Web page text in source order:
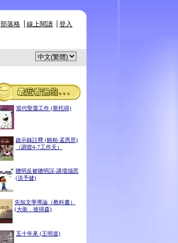
部落格 線上閱讀 登入
當代聖靈工作 (斯托得)
啟示錄註釋 (饒柏‧孟恩思)
（調貨4-7工作天）
聰明反被聰明誤-講壇擷思
(洪予健)
先知文學導論（教科書）
(大衛．彼得森)
五十年來 (王明道)